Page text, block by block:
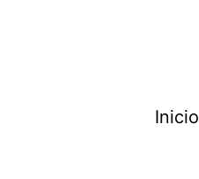
Inicio